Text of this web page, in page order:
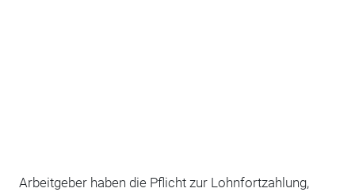
Arbeitgeber haben die Pflicht zur Lohnfortzahlung,